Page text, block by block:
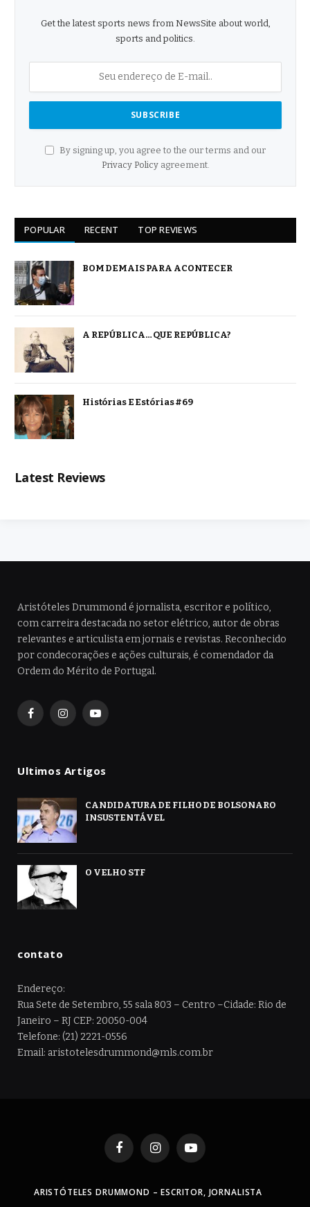
Get the latest sports news from NewsSite about world,
sports and politics.
By signing up, you agree to the our terms and our
Privacy Policyagreement.
POPULAR RECENT TOP REVIEWS
BOM DEMAIS PARA ACONTECER
A REPÚBLICA… QUE REPÚBLICA?
Histórias E Estórias #69
Latest Reviews
Aristóteles Drummond é jornalista, escritor e político,
com carreira destacada no setor elétrico, autor de obras
relevantes e articulista em jornais e revistas. Reconhecido
por condecorações e ações culturais, é comendador da
Ordem do Mérito de Portugal.
FacebookInstagramYouTube
Ultimos Artigos
CANDIDATURA DE FILHO DE BOLSONARO
INSUSTENTÁVEL
O VELHO STF
contato
Endereço:
Rua Sete de Setembro, 55 sala 803 – Centro –Cidade: Rio de
Janeiro – RJ CEP: 20050-004
Telefone: (21) 2221-0556
Email: aristotelesdrummond@mls.com.br
FacebookInstagramYouTube
ARISTÓTELES DRUMMOND – ESCRITOR, JORNALISTA